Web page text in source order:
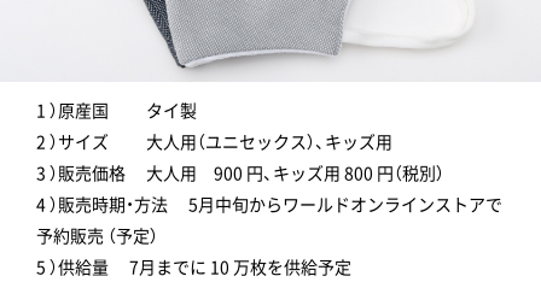
1 ）原産国 タイ製
2 ）サイズ 大人用（ユニセックス）、キッズ用
3 ）販売価格 大人用 900 円、キッズ用 800 円（税別）
4 ）販売時期・方法 5月中旬からワールドオンラインストアで
予約販売 （予定）
5 ）供給量 7月までに 10 万枚を供給予定